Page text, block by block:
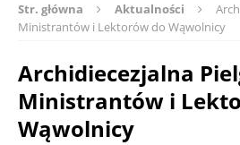
Str. główna Aktualności
Ministrantów i Lektorów do Wąwolnicy
Archidiecezjalna
Ministrantów i
Wąwolnicy